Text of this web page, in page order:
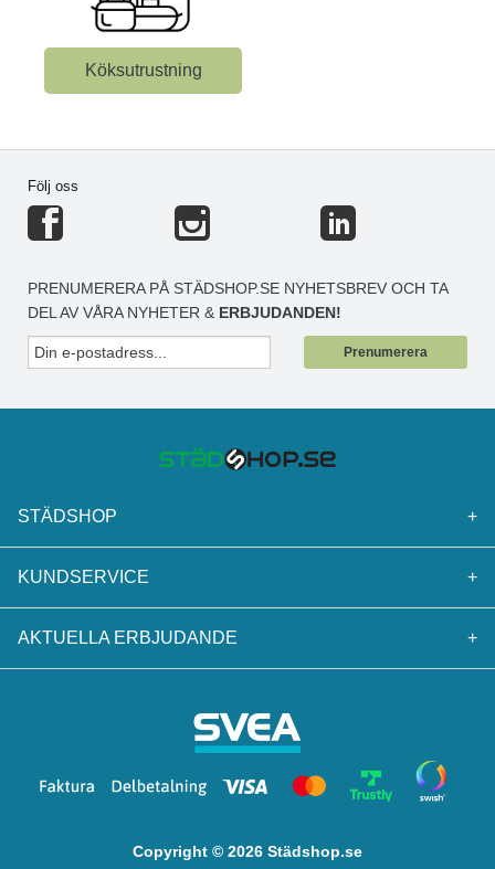
Köksutrustning
Följ oss
PRENUMERERA PÅ STÄDSHOP.SE NYHETSBREV OCH TA
DEL AV VÅRA NYHETER & ERBJUDANDEN!
Prenumerera
STÄDSHOP +
KUNDSERVICE +
AKTUELLA ERBJUDANDE +
Copyright © 2026 Städshop.se